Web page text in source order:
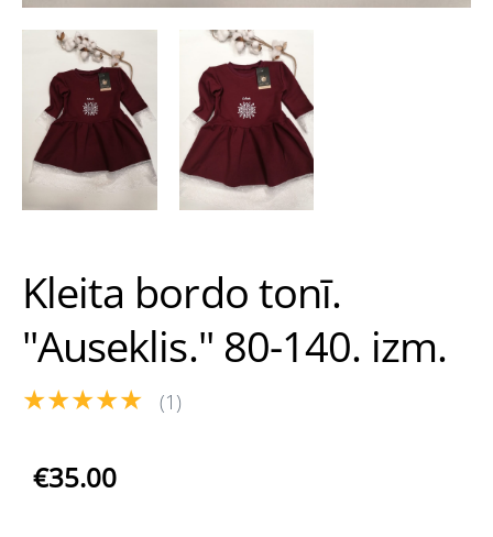
Kleita bordo tonī.
''Auseklis.'' 80-140. izm.
★★★★★ (1)
€35.00